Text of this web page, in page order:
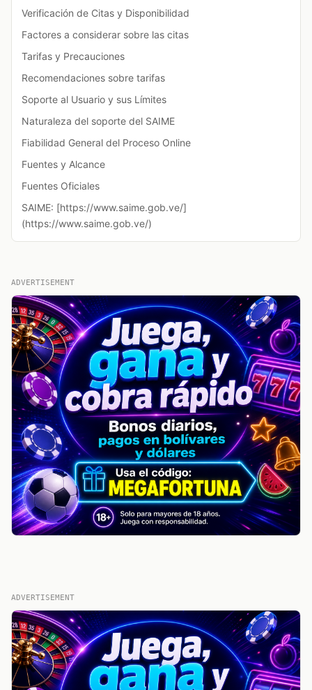
Verificación de Citas y Disponibilidad
Factores a considerar sobre las citas
Tarifas y Precauciones
Recomendaciones sobre tarifas
Soporte al Usuario y sus Límites
Naturaleza del soporte del SAIME
Fiabilidad General del Proceso Online
Fuentes y Alcance
Fuentes Oficiales
SAIME: [https://www.saime.gob.ve/]
(https://www.saime.gob.ve/)
ADVERTISEMENT
ADVERTISEMENT